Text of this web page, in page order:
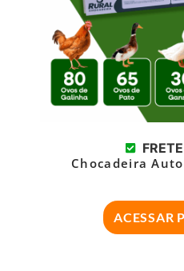
Chocadeira
ACESSAR